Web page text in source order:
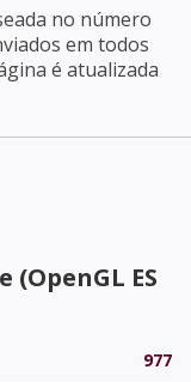
no número
em todos
é atualizada
ES
977